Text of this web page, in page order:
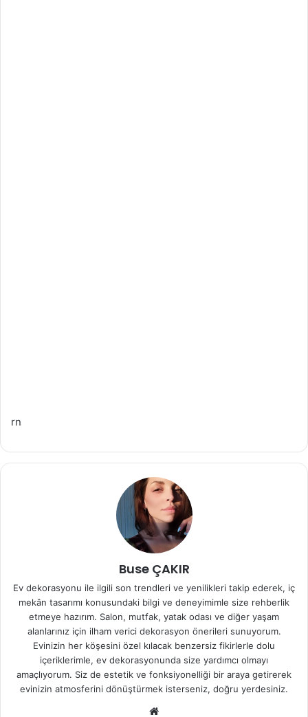
rn
Buse ÇAKIR
Ev dekorasyonu ile ilgili son trendleri ve yenilikleri takip ederek, iç
mekân tasarımı konusundaki bilgi ve deneyimimle size rehberlik
etmeye hazırım. Salon, mutfak, yatak odası ve diğer yaşam
alanlarınız için ilham verici dekorasyon önerileri sunuyorum.
Evinizin her köşesini özel kılacak benzersiz fikirlerle dolu
içeriklerimle, ev dekorasyonunda size yardımcı olmayı
amaçlıyorum. Siz de estetik ve fonksiyonelliği bir araya getirerek
evinizin atmosferini dönüştürmek isterseniz, doğru yerdesiniz.